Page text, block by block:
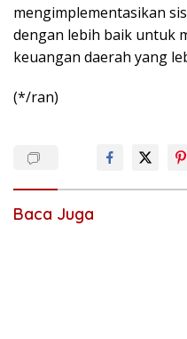
mengimplementasikan
dengan lebih baik untuk
keuangan daerah yang
(*/ran)
Baca Juga